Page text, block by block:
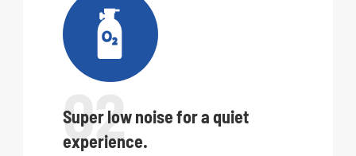

02
Super low noise for a quiet
experience.